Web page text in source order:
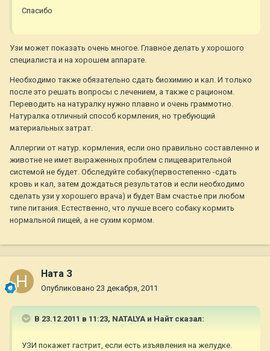
Спасибо
Узи может показать очень многое. Главное делать у хорошого
специалиста и на хорошем аппарате.
Необходимо также обязательно сдать биохимию и кал. И только
после это решать вопросы с лечением, а также с рационом.
Переводить на натуралку нужно плавно и очень граммотно.
Натуралка отличный способ кормления, но требующий
материальных затрат.
Аллергии от натур. кормления, если оно правильно составленно и
животне не имет выраженных проблем с пищеварительной
системой не будет. Обследуйте собаку(первостепенно -сдать
кровь и кал, затем дождаться результатов и если необходимо
сделать узи у хорошего врача) и будет Вам счастье при любом
типе питания. Естественно, что лучше всего собаку кормить
нормальной пищей, а не сухим кормом.
Ната З
Опубликовано 23 декабря, 2011
В 23.12.2011 в 11:23, NATALYA и Найт сказал:
УЗИ покажет гастрит, если есть изъявления на желудке.